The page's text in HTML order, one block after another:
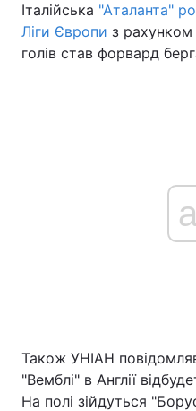
Італійська "Аталанта"
Ліги Європи з
голів став форвард
Також УНІАН
"Вемблі" в Англії
На полі зійдуться